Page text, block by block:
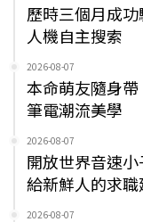
歷時三個月成
人機自主搜索
2026-08-07
本命萌友隨身
筆電潮流美學
2026-08-07
開放世界音速
給新鮮人的求
2026-08-07